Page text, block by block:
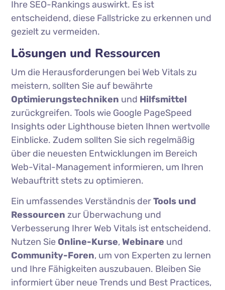
Ihre SEO-Rankings auswirkt. Es ist
entscheidend, diese Fallstricke zu erkennen und
gezielt zu vermeiden.
Lösungen und Ressourcen
Um die Herausforderungen bei Web Vitals zu
meistern, sollten Sie auf bewährte
Optimierungstechniken und Hilfsmittel
zurückgreifen. Tools wie Google PageSpeed
Insights oder Lighthouse bieten Ihnen wertvolle
Einblicke. Zudem sollten Sie sich regelmäßig
über die neuesten Entwicklungen im Bereich
Web-Vital-Management informieren, um Ihren
Webauftritt stets zu optimieren.
Ein umfassendes Verständnis derTools und
Ressourcen zur Überwachung und
Verbesserung Ihrer Web Vitals ist entscheidend.
Nutzen Sie Online-Kurse,Webinare und
Community-Foren, um von Experten zu lernen
und Ihre Fähigkeiten auszubauen. Bleiben Sie
informiert über neue Trends und Best Practices,